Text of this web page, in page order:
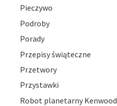
Pieczywo
Podroby
Porady
Przepisy świąteczne
Przetwory
Przystawki
Robot planetarny Kenwood